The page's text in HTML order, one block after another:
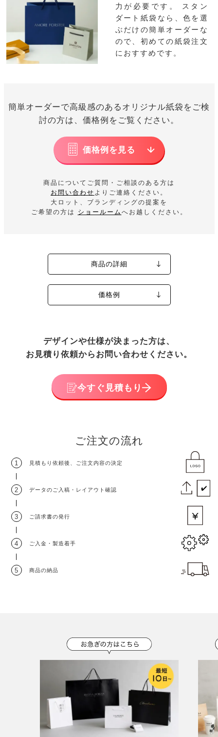
力が必要です。
スタン
ダート紙袋なら、色を選
ぶだけの簡単オーダーな
ので、初めての紙袋注文
におすすめです。
簡単オーダーで高級感のあるオリジナル紙袋をご検
討の方は、価格例をご覧ください。
価格例を見る
商品についてご質問・ご相談のある方は
お問い合わせ よりご連絡ください。
大ロット、ブランディングの提案を
ご希望の方は ショールーム へお越しください。
商品の詳細
価格例
デザインや仕様が決まった方は、
お見積り依頼からお問い合わせください。
今すぐ見積もり
ご注文の流れ
1 見積もり依頼後 ご注文内容の決定
2 データのご入稿 ・ レイアウト確認
3 ご請求書の発行
4 ご入金・製造着手
5 商品の納品